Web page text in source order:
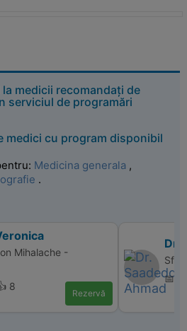
medicii recomandați de
serviciul de programări
medici cu program disponibil
Medicina generala ,
.
Mihalache -
8
Rezervă
Dr.
📅